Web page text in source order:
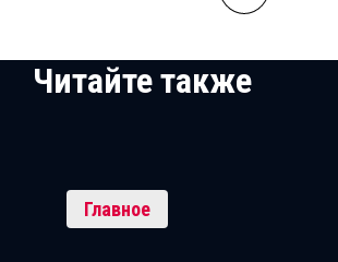
Читайте также
Главное